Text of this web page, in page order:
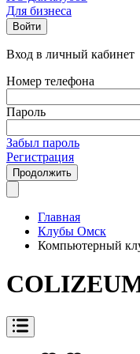
Для бизнеса
Войти
Вход в личный кабинет
Номер телефона
Пароль
Забыл пароль
Регистрация
Продолжить
Главная
Клубы Омск
Компьютерный